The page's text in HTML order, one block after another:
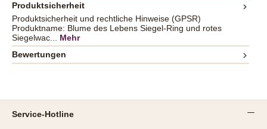
Produktsicherheit
Produktsicherheit und rechtliche Hinweise (GPSR)
Produktname: Blume des Lebens Siegel-Ring und rotes
Siegelwac... Mehr
Bewertungen
Service-Hotline